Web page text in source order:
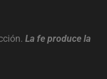
La fe produce la